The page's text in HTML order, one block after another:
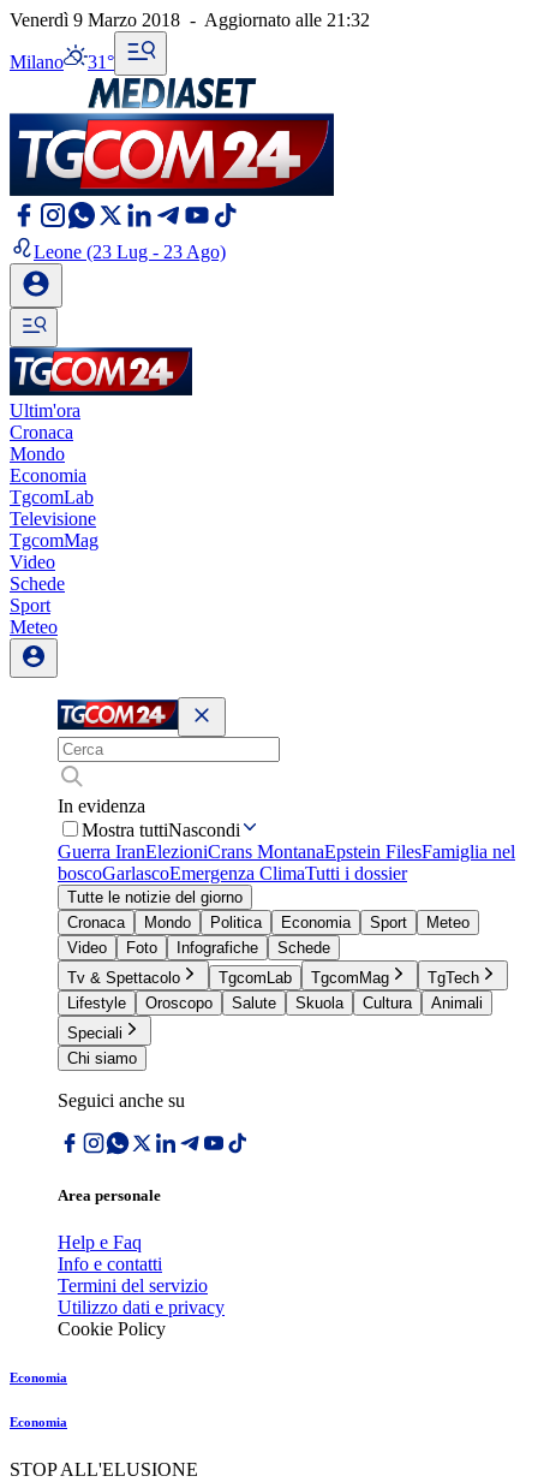
Venerdì 9 Marzo 2018 - Aggiornato alle 21:32
Milano 31°
Leone (23 Lug - 23 Ago)
Ultim'ora
Cronaca
Mondo
Economia
TgcomLab
Televisione
TgcomMag
Video
Schede
Sport
Meteo
In evidenza
Mostra tuttiNascondi
Guerra IranElezioniCrans MontanaEpstein FilesFamiglia nel
boscoGarlascoEmergenza ClimaTutti i dossier
Tutte le notizie del giorno
Cronaca
Mondo Politica Economia Sport
Meteo
Video
Foto Infografiche
Schede
Tv & Spettacolo
TgcomLab TgcomMag
TgTech
Lifestyle
Oroscopo Salute Skuola Cultura
Animali
Speciali
Chi siamo
Seguici anche su
Area personale
Help e Faq
Info e contatti
Termini del servizio
Utilizzo dati e privacy
Cookie Policy
Economia
Economia
STOP ALL'ELUSIONE